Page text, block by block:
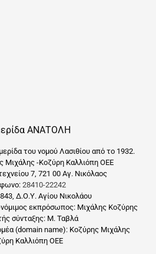
ΑΝΑΤΟΛΗ
του νομού Λασιθίου από το 1932.
Μιχάλης -Κοζύρη Καλλιόπη ΟΕΕ
7, 721 00 Αγ. Νικόλαος
28410-22242
Δ.Ο.Υ. Αγίου Νικολάου
νόμιμος εκπρόσωπος: Μιχάλης Κοζύρης
σύνταξης: Μ. Ταβλά
(domain name): Κοζύρης Μιχάλης
Καλλιόπη ΟΕΕ